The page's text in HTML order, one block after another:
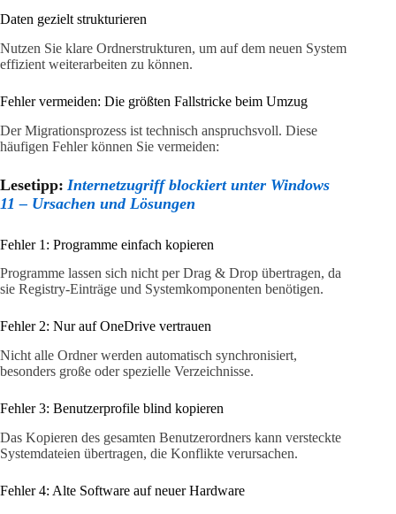
Daten gezielt strukturieren
Nutzen Sie klare Ordnerstrukturen, um auf dem neuen System
effizient weiterarbeiten zu können.
Fehler vermeiden: Die größten Fallstricke beim Umzug
Der Migrationsprozess ist technisch anspruchsvoll. Diese
häufigen Fehler können Sie vermeiden:
Lesetipp: Internetzugriff blockiert unter Windows
11 – Ursachen und Lösungen
Fehler 1: Programme einfach kopieren
Programme lassen sich nicht per Drag & Drop übertragen, da
sie Registry-Einträge und Systemkomponenten benötigen.
Fehler 2: Nur auf OneDrive vertrauen
Nicht alle Ordner werden automatisch synchronisiert,
besonders große oder spezielle Verzeichnisse.
Fehler 3: Benutzerprofile blind kopieren
Das Kopieren des gesamten Benutzerordners kann versteckte
Systemdateien übertragen, die Konflikte verursachen.
Fehler 4: Alte Software auf neuer Hardware